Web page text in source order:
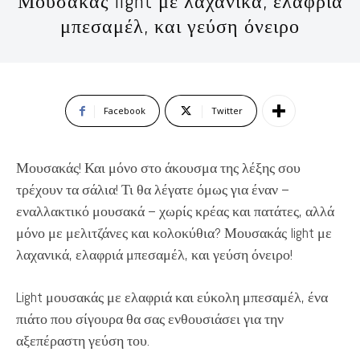
μπεσαμέλ, και γεύση όνειρο
Facebook Twitter
Μουσακάς! Και μόνο στο άκουσμα της λέξης σου
τρέχουν τα σάλια! Τι θα λέγατε όμως για έναν –
εναλλακτικό μουσακά – χωρίς κρέας και πατάτες, αλλά
μόνο με μελιτζάνες και κολοκύθια? Μουσακάς light με
λαχανικά, ελαφριά μπεσαμέλ, και γεύση όνειρο!
Light μουσακάς με ελαφριά και εύκολη μπεσαμέλ, ένα
πιάτο που σίγουρα θα σας ενθουσιάσει για την
αξεπέραστη γεύση του.